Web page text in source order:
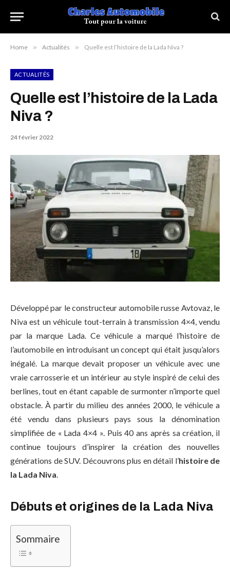
Home » Actualités » Quelle est l’histoire de la Lada Niva ?
ACTUALITÉS
Quelle est l’histoire de la Lada
Niva ?
24 février 2022
Développé par le constructeur automobile russe Avtovaz, le
Niva est un véhicule tout-terrain à transmission 4×4, vendu
par la marque Lada. Ce véhicule a marqué l’histoire de
l’automobile en introduisant un concept qui était jusqu’alors
inégalé. La marque devait proposer un véhicule avec une
vraie carrosserie et un intérieur au style inspiré de celui des
berlines, tout en étant capable de surmonter n’importe quel
obstacle. À partir du milieu des années 2000, le véhicule a
été vendu dans plusieurs pays sous la dénomination
simplifiée de « Lada 4×4 ». Puis 40 ans après sa création, il
continue toujours d’inspirer la création des nouvelles
générations de SUV. Découvrons plus en détail l’histoire de
la Lada Niva
Débuts et origines de la Lada Niva
Sommaire